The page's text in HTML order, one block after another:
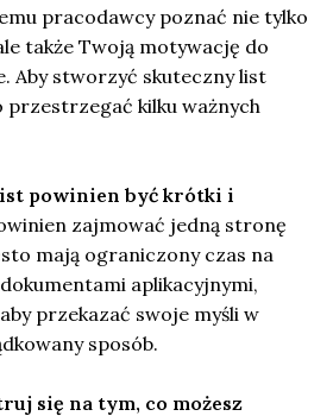
pracodawcy poznać nie tylko
także Twoją motywację do
Aby stworzyć skuteczny list
kilku ważnych
powinien być krótki i
zajmować jedną stronę
mają ograniczony czas na
aplikacyjnymi,
przekazać swoje myśli w
sposób.
się na tym, co możesz